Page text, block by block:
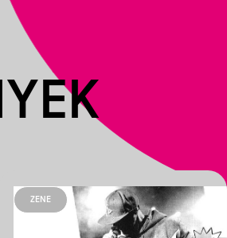
ZENE